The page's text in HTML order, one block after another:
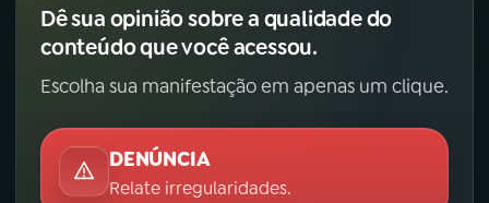
Instagram X
Dê sua opinião sobre a qualidade do
conteúdo que você acessou.
Escolha sua manifestação em apenas um clique.
DENÚNCIA
Relate irregularidades.